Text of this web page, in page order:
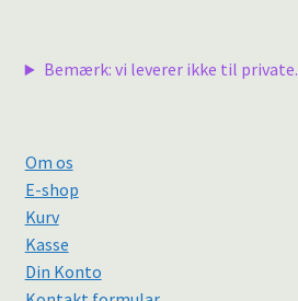
Bemærk: vi leverer ikke til private.
Om os
E-shop
Kurv
Kasse
Din Konto